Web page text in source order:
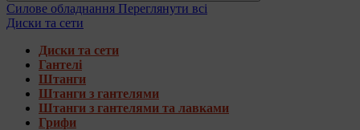
Силове обладнання Переглянути всі
Диски та сети
Диски та сети
Гантелі
Штанги
Штанги з гантелями
Штанги з гантелями та лавками
Грифи